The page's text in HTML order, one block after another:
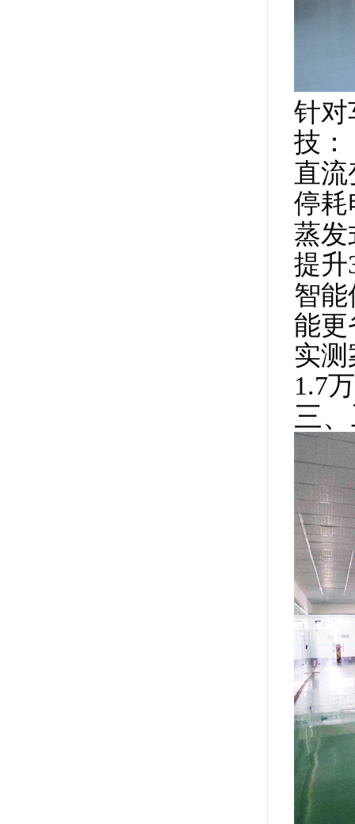
针对
技：
直
停耗
蒸发
提升
智
能更
实测
1.7
三